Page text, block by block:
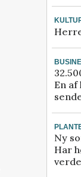
En
Ny
Har